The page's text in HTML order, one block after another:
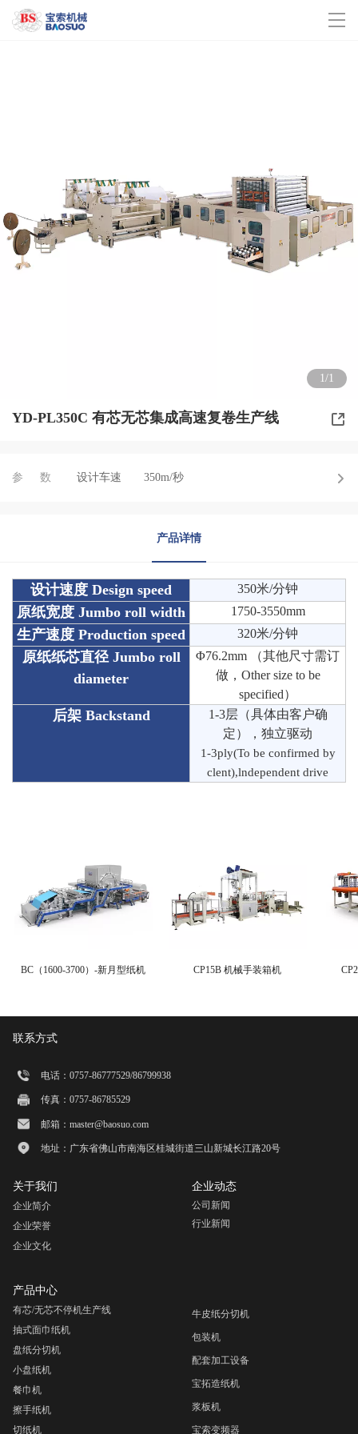
联系我们
1/1
YD-PL350C 有芯无芯集成高速复卷生产线
参数 设计车速 350m/秒
产品详情
设计速度 Design speed 350米/分钟
原纸宽度 Jumbo roll width 1750-3550mm
生产速度 Production speed 320米/分钟
原纸纸芯直径 Jumbo roll
diameter
Φ76.2mm （其他尺寸需订
做， Other size to be
specified）
后架 Backstand
1-3层（具体由客户确
定），独立驱动
1-3ply(To be confirmed by
clent),lndependent drive
BC（1600-3700）-新月型纸机 CP15B 机械手装箱机
关于我们
企业简介
企业荣誉
企业文化
产品中心
有芯/无芯不停机生产线
抽式面巾纸机
盘纸分切机
小盘纸机
餐巾机
擦手纸机
切纸机
牛皮纸分切机
包装机
配套加工设备
宝拓造纸机
浆板机
宝索变频器
企业动态
公司新闻
行业新闻
联系方式
电话：0757-86777529/86799938
传真：0757-86785529
邮箱：master@baosuo.com
地址：广东省佛山市南海区桂城街道三山新城长江路20号